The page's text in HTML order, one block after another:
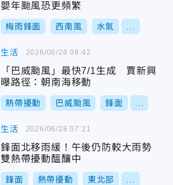
嬰年颱風恐更頻繁
梅雨鋒面 西南風 水氣
生活
「巴威颱風」最快7/1生成 賈新興
曝路徑：朝南海移動
熱帶擾動 巴威颱風 鋒面
2026/06/28 09:42
生活
鋒面北移雨緩！午後仍防較大雨勢
雙熱帶擾動醞釀中
鋒面 熱帶擾動 東北部
2026/06/28 07:21